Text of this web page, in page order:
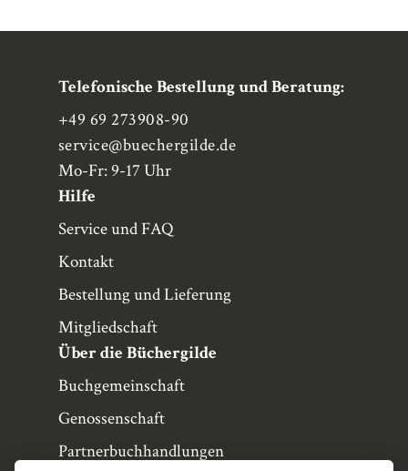
Telefonische Bestellung und Beratung:
+49 69 273908-90
service@buechergilde.de
Mo-Fr: 9-17 Uhr
Hilfe
Service und FAQ
Kontakt
Bestellung und Lieferung
Mitgliedschaft
Über die Büchergilde
Buchgemeinschaft
Genossenschaft
Partnerbuchhandlungen